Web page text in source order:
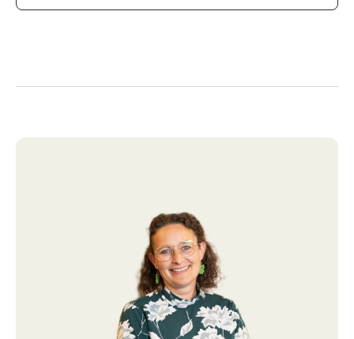
hver ende af rummet er der en hems, som giver huset
træterrasse med udsigt til foldene og til Venø Bugt.
Der kører skolebus til friskolen i nærliggende Ejsing,
som også har et godt foreningsliv i fælleshus og
sportshal. Ved Geddal Strandenge, 5 minutters gang fra
ejendommen, er der fantastisk fugleliv og herfra kan I